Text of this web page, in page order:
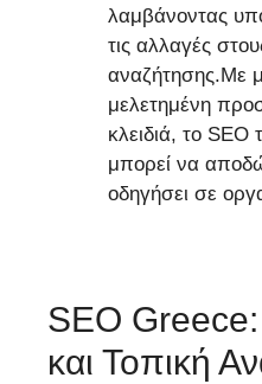
λαμβάνοντας
τις αλλαγές
αναζήτησης.Με
μελετημένη
κλειδιά, το SEO
μπορεί να
οδηγήσει σε
SEO Greece:
και Τοπική